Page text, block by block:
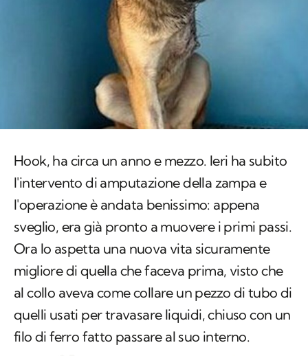
Hook, ha circa un anno e mezzo. Ieri ha subito
l'intervento di amputazione della zampa e
l'operazione è andata benissimo: appena
sveglio, era già pronto a muovere i primi passi.
Ora lo aspetta una nuova vita sicuramente
migliore di quella che faceva prima, visto che
al collo aveva come collare un pezzo di tubo di
quelli usati per travasare liquidi, chiuso con un
filo di ferro fatto passare al suo interno.